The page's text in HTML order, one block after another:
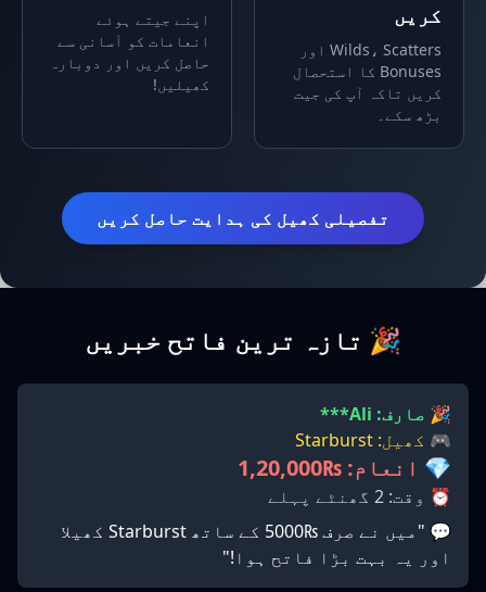
کریں
Wilds، Scatters اور
Bonuses کا استحصال
کریں تاکہ آپ کی جیت
بڑھ سکے۔
اپنے جیتے ہوئے
انعامات کو آسانی سے
حاصل کریں اور دوبارہ
کھیلیں!
تفصیلی کھیل کی ہدایت حاصل کریں
🎉 تازہ ترین فاتح خبریں
🎉 صارف: Ali***
🎮 کھیل: Starburst
💎 انعام: ₨1,20,000
⏰ وقت: 2 گھنٹے پہلے
💬 "میں نے صرف ₨5000 کے ساتھ Starburst کھیلا
اور یہ بہت بڑا فاتح ہوا!"